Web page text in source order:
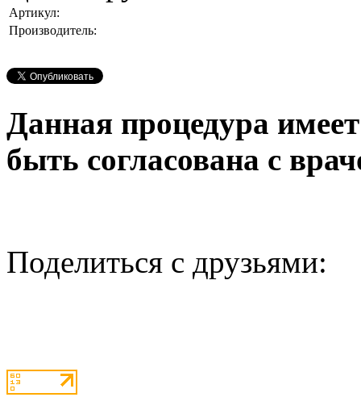
Артикул:
Производитель:
Данная процедура
быть согласована с
Поделиться с друзьями: